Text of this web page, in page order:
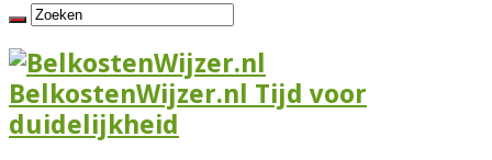
BelkostenWijzer.nl Tijd voor
duidelijkheid